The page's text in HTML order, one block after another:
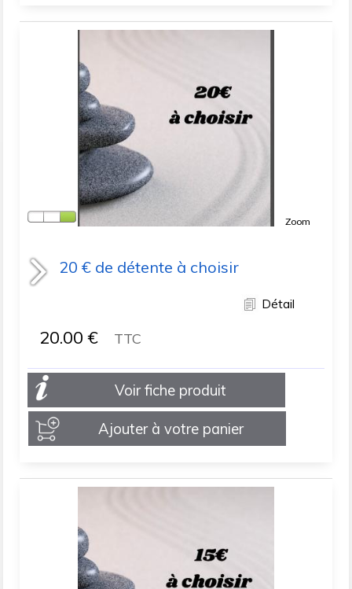
Zoom
20 € de détente à choisir
Détail
20.00 € TTC
Voir fiche produit
Ajouter à votre panier